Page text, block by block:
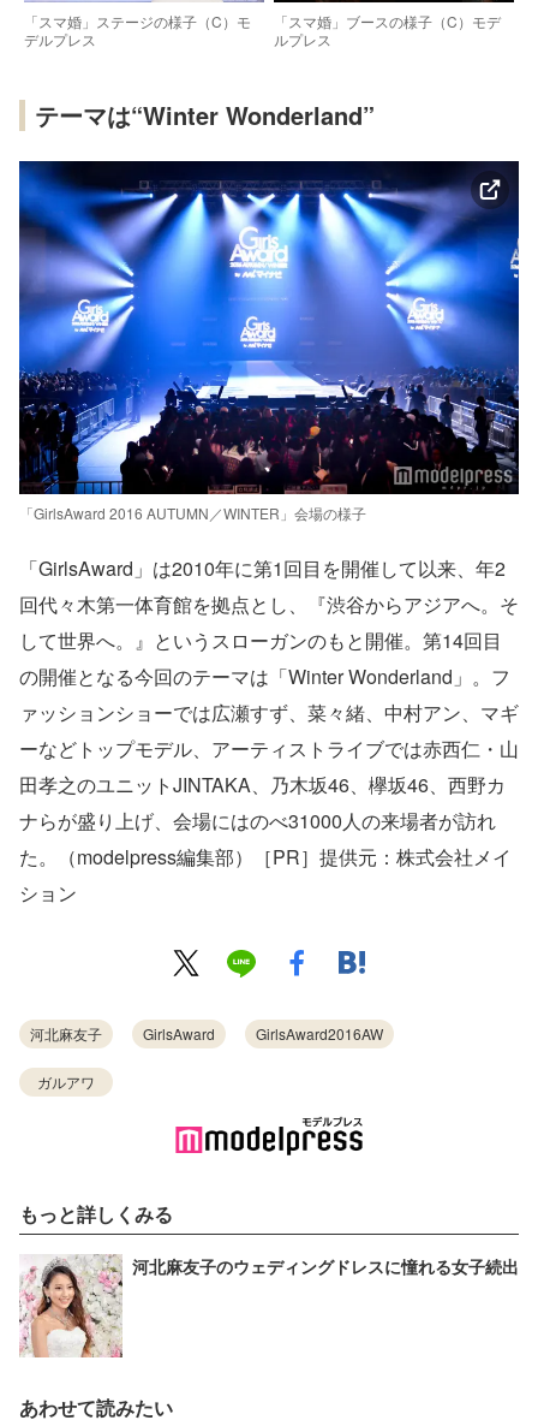
「スマ婚」ステージの様子（C）モ
デルプレス
「スマ婚」ブースの様子（C）モデ
ルプレス
テーマは“Winter Wonderland”
「GirlsAward 2016 AUTUMN／WINTER」会場の様子
「GirlsAward」は2010年に第1回目を開催して以来、年2
回代々木第一体育館を拠点とし、『渋谷からアジアへ。そ
して世界へ。』というスローガンのもと開催。第14回目
の開催となる今回のテーマは「Winter Wonderland」。フ
ァッションショーでは広瀬すず、菜々緒、中村アン、マギ
ーなどトップモデル、アーティストライブでは赤西仁・山
田孝之のユニットJINTAKA、乃木坂46、欅坂46、西野カ
ナらが盛り上げ、会場にはのべ31000人の来場者が訪れ
た。（modelpress編集部）［PR］提供元：株式会社メイ
ション
河北麻友子 GirlsAward GirlsAward2016AW
ガルアワ
もっと詳しくみる
河北麻友子のウェディングドレスに憧れる女子続出
あわせて読みたい